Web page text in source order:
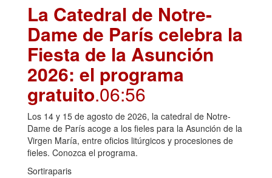
La Catedral de Notre-
Dame de París celebra la
Fiesta de la Asunción
2026: el programa
gratuito.06:56
Los 14 y 15 de agosto de 2026, la catedral de Notre-
Dame de París acoge a los fieles para la Asunción de la
Virgen María, entre oficios litúrgicos y procesiones de
fieles. Conozca el programa.
Sortiraparis